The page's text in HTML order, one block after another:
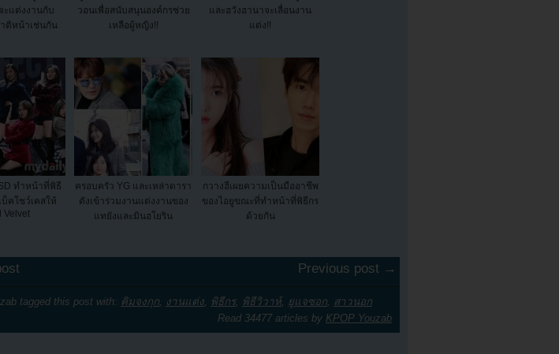
ะแต่งงานกับ
ติหน้าเช่นกัน
วอนเพื่อสนับสนุนองค์กรช่วย
เหลือผู้หญิง!!
และฮวังฮานาจะเลื่อนงาน
แต่ง!!
ทำหน้าที่พิธี
คโชว์เคสให้
Velvet
ครอบครัว YG และเหล่าดารา
ดังเข้าร่วมงานแต่งงานของ
แทยังและมินฮโยริน
กวางฮีเผยความเป็นมืออาชีพ
ของไอยูขณะที่ทำหน้าที่พิธีกร
ด้วยกัน
Previous post →
tagged this post with: คิมจงกุก, งานแต่ง, พิธีกร, พิธีวิวาห์, ยูแจซอก, สาวนอก
Read 34477 articles by KPOP Youzab